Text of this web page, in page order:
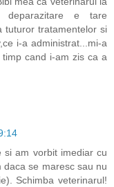
e tare
tuturor tratamentelor si
i-a administrat...mi-a
cand i-am zis ca a
si am vorbit imediar cu
se maresc sau nu
Schimba veterinarul!